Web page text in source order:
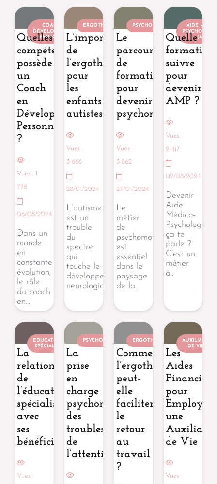
COACH EN
DÉVELOPPEMENT
PERSONNEL
Quelles
compétences
possède
un
Coach
en
Développement
Personnel
?
Vues : 1
778
06/08/2024
Dans un
monde
en
constante
évolution,
le rôle
du coach
en…
ERGOTHÉRAPEUTE
L’importance
de
l’ergothérapie
pour
les
enfants
autistes
Vues :
3 666
28/01/2024
L’autisme
est un
trouble
du
spectre
qui
touche le
développement
neurologique…
PSYCHOMOTRICIEN
Le
parcours
de
formation
pour
devenir
psychomotricien
Vues :
3 862
27/01/2024
Le
métier
de
psychomotricien
est
essentiel
dans le
paysage
de la…
AIDE
(AMP)
Quelle
formation
suivre
pour
devenir
AMP ?
Vues :
2 417
02/08/2024
Devenir
Aide
Médico-
ça te
parle ?
C’est un
métier
à…
EDUCATEUR
SPÉCIALISÉ
La
relation
de
l’éducateur
spécialisé
avec
ses
bénéficiaires
Vues :
PSYCHOMOTRICIEN
La
prise
en
charge
psychomotrice
des
troubles
de
l’attention
ERGOTHÉRAPEUTE
Comment
l’ergothérapie
peut-
elle
faciliter
le
retour
au
travail
?
AUXILIAIRE
DE VIE
Les
Aides
pour
Employer
une
Auxiliaire
de Vie
Vues :